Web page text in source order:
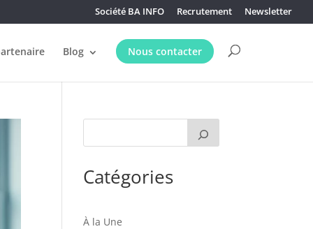
Société BA INFO Recrutement Newsletter
Blog Nous contacter
Catégories
À la Une